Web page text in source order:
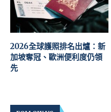
2026全球護照排名出爐：新
加坡奪冠、歐洲便利度仍領
先